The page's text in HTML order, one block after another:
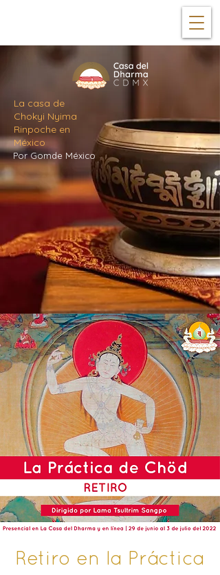
La casa de
Chokyi Nyima
Rinpoche en
México
Por Gomde México
Retiro en la Práctica